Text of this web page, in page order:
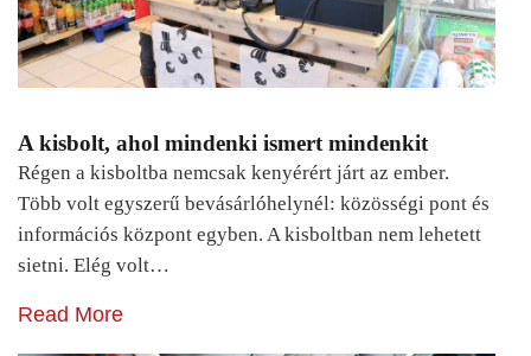
A kisbolt, ahol mindenki ismert mindenkit
Régen a kisboltba nemcsak kenyérért járt az ember.
Több volt egyszerű bevásárlóhelynél: közösségi pont és
információs központ egyben. A kisboltban nem lehetett
sietni. Elég volt…
Read More